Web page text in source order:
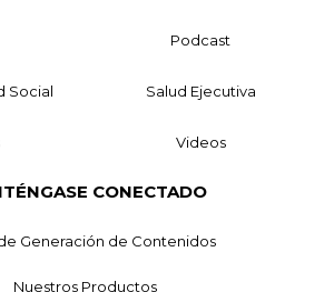
Podcast
Social Salud Ejecutiva
Videos
CONECTADO
Generación de Contenidos
Nuestros Productos